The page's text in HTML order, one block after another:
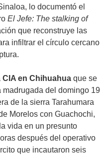
lo documentó el
El Jefe: The stalking of
que reconstruye las
infiltrar el círculo cercano
CIA en Chihuahua que se
del domingo 19
de la sierra Tarahumara
Morelos con Guachochi,
vida en un presunto
después del operativo
que incautaron seis